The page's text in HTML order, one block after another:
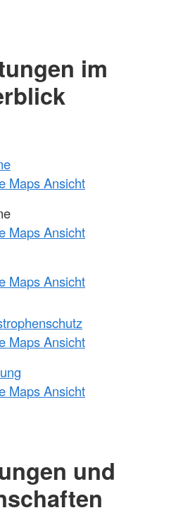
im
Maps Ansicht
Maps Ansicht
Maps Ansicht
Maps Ansicht
Maps Ansicht
und